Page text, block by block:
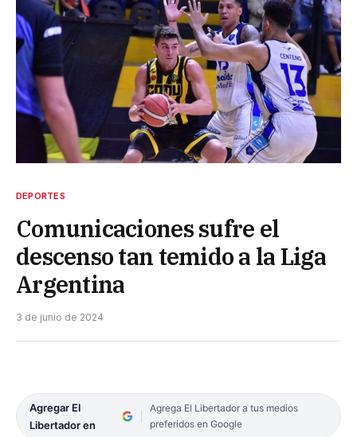
DEPORTES
Comunicaciones sufre el
descenso tan temido a la Liga
Argentina
3 de junio de 2024
Agregar El
Libertador en
Agrega El Libertador a tus medios
preferidos en Google